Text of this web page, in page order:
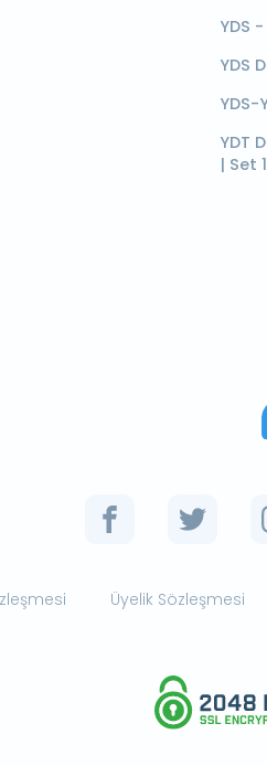
YDS
YDS
YDS-
YDT
| Set 1
Üyelik Sözleşmesi